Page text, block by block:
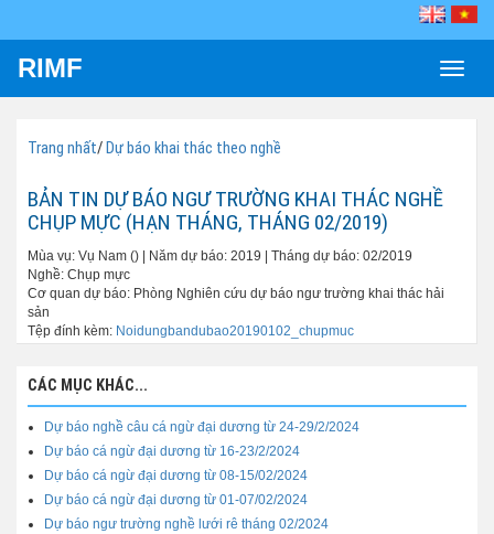
Toggle
RIMF
Trang nhất/Dự báo khai thác theo nghề
BẢN TIN DỰ BÁO NGƯ TRƯỜNG KHAI THÁC NGHỀ
CHỤP MỰC (HẠN THÁNG, THÁNG 02/2019)
Mùa vụ: Vụ Nam () | Năm dự báo: 2019 | Tháng dự báo: 02/2019
Nghề: Chụp mực
Cơ quan dự báo: Phòng Nghiên cứu dự báo ngư trường khai thác hải
sản
Tệp đính kèm: Noidungbandubao20190102_chupmuc
CÁC MỤC KHÁC...
Dự báo nghề câu cá ngừ đại dương từ 24-29/2/2024
Dự báo cá ngừ đại dương từ 16-23/2/2024
Dự báo cá ngừ đại dương từ 08-15/02/2024
Dự báo cá ngừ đại dương từ 01-07/02/2024
Dự báo ngư trường nghề lưới rê tháng 02/2024